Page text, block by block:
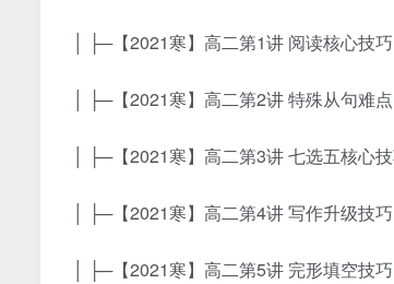
│ ├─【2021寒】高二第1讲 阅读核心技
│ ├─【2021寒】高二第2讲 特殊从句难
│ ├─【2021寒】高二第3讲 七选五核心
│ ├─【2021寒】高二第4讲 写作升级技
│ ├─【2021寒】高二第5讲 完形填空技